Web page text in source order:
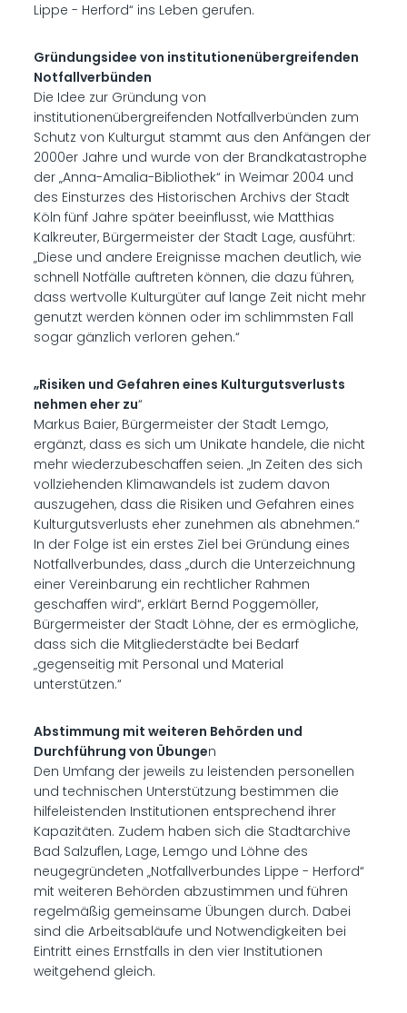
Lippe - Herford“ ins Leben gerufen.
Gründungsidee von institutionenübergreifenden
Notfallverbünden
Die Idee zur Gründung von
institutionenübergreifenden Notfallverbünden zum
Schutz von Kulturgut stammt aus den Anfängen der
2000er Jahre und wurde von der Brandkatastrophe
der „Anna-Amalia-Bibliothek“ in Weimar 2004 und
des Einsturzes des Historischen Archivs der Stadt
Köln fünf Jahre später beeinflusst, wie Matthias
Kalkreuter, Bürgermeister der Stadt Lage, ausführt:
„Diese und andere Ereignisse machen deutlich, wie
schnell Notfälle auftreten können, die dazu führen,
dass wertvolle Kulturgüter auf lange Zeit nicht mehr
genutzt werden können oder im schlimmsten Fall
sogar gänzlich verloren gehen.“
„Risiken und Gefahren eines Kulturgutsverlusts
nehmen eher zu“
Markus Baier, Bürgermeister der Stadt Lemgo,
ergänzt, dass es sich um Unikate handele, die nicht
mehr wiederzubeschaffen seien. „In Zeiten des sich
vollziehenden Klimawandels ist zudem davon
auszugehen, dass die Risiken und Gefahren eines
Kulturgutsverlusts eher zunehmen als abnehmen.“
In der Folge ist ein erstes Ziel bei Gründung eines
Notfallverbundes, dass „durch die Unterzeichnung
einer Vereinbarung ein rechtlicher Rahmen
geschaffen wird“, erklärt Bernd Poggemöller,
Bürgermeister der Stadt Löhne, der es ermögliche,
dass sich die Mitgliederstädte bei Bedarf
„gegenseitig mit Personal und Material
unterstützen.“
Abstimmung mit weiteren Behörden und
Durchführung von Übungen
Den Umfang der jeweils zu leistenden personellen
und technischen Unterstützung bestimmen die
hilfeleistenden Institutionen entsprechend ihrer
Kapazitäten. Zudem haben sich die Stadtarchive
Bad Salzuflen, Lage, Lemgo und Löhne des
neugegründeten „Notfallverbundes Lippe - Herford“
mit weiteren Behörden abzustimmen und führen
regelmäßig gemeinsame Übungen durch. Dabei
sind die Arbeitsabläufe und Notwendigkeiten bei
Eintritt eines Ernstfalls in den vier Institutionen
weitgehend gleich.